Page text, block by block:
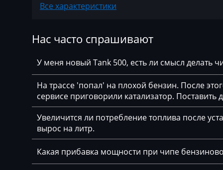
Atlas
Ausa
AVR
BAIC
Bajaj
Basak
Bauer
Bosch MDG1
35UP)
Bosch MDG1
Bosch ME(V)17.2.1
Bosch ME9.2
Все характеристики
Нас часто спрашивают
У меня новый Tank 500, есть ли смысл делать
На трассе 'попал' на плохой бензин. После
сервисе приговорили катализатор.
Увеличится ли потребление топлива после
вырос на литр.
Какая прибавка мощности при чипе